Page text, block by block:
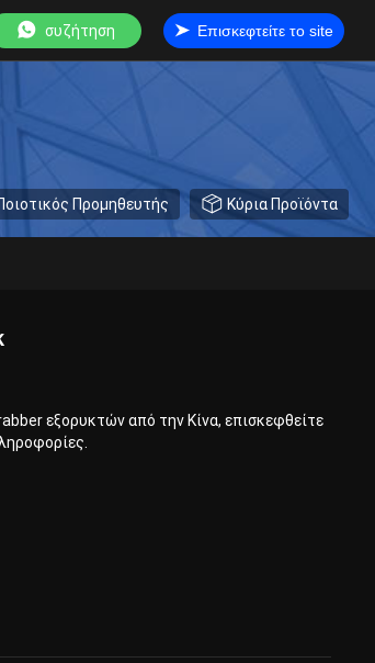
συζήτηση Επισκεφτείτε το site
Προμηθευτής Κύρια Προϊόντα
εξορυκτών από την Κίνα, επισκεφθείτε